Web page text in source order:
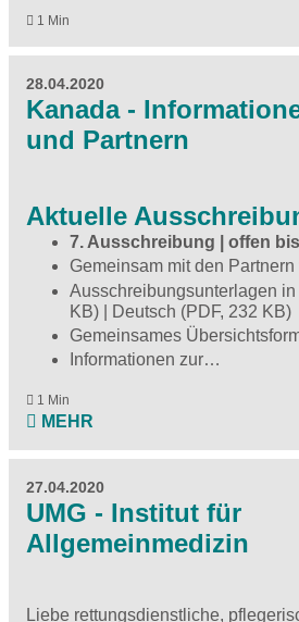
1 Min
28.04.2020
Kanada -
und Partnern
Aktuelle
7. Ausschreibung | offen
Gemeinsam mit den Partnern
Ausschreibungsunterlagen in
KB)
Deutsch (PDF, 232 KB)
Gemeinsames
Informationen zur…
1 Min
MEHR
27.04.2020
UMG - Institut für
Allgemeinmedizin
Liebe rettungsdienstliche,